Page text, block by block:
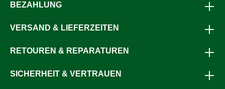
BEZAHLUNG
VERSAND & LIEFERZEITEN
RETOUREN & REPARATUREN
SICHERHEIT & VERTRAUEN